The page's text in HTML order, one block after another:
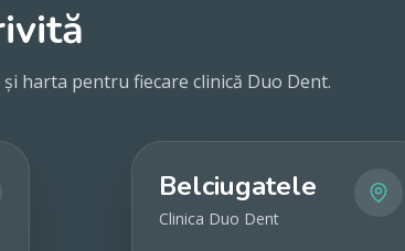
harta pentru fiecare clinică Duo Dent.
Belciugatele
Clinica Duo Dent